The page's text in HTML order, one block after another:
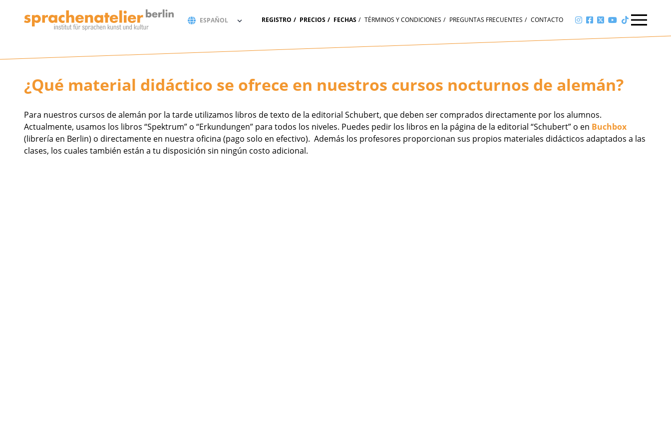
REGISTRO PRECIOS FECHAS TÉRMINOS Y CONDICIONES PREGUNTAS FRECUENTES CONTACTO
¿Qué material didáctico se ofrece en nuestros cursos nocturnos de alemán?
Para nuestros cursos de alemán por la tarde utilizamos libros de texto de la editorial Schubert, que deben ser comprados directamente por los alumnos.
Actualmente, usamos los libros “Spektrum” o “Erkundungen” para todos los niveles. Puedes pedir los libros en la página de la editorial “Schubert” o en Buchbox
(librería en Berlin) o directamente en nuestra oficina (pago solo en efectivo). Además los profesores proporcionan sus propios materiales didácticos adaptados a las
clases, los cuales también están a tu disposición sin ningún costo adicional.